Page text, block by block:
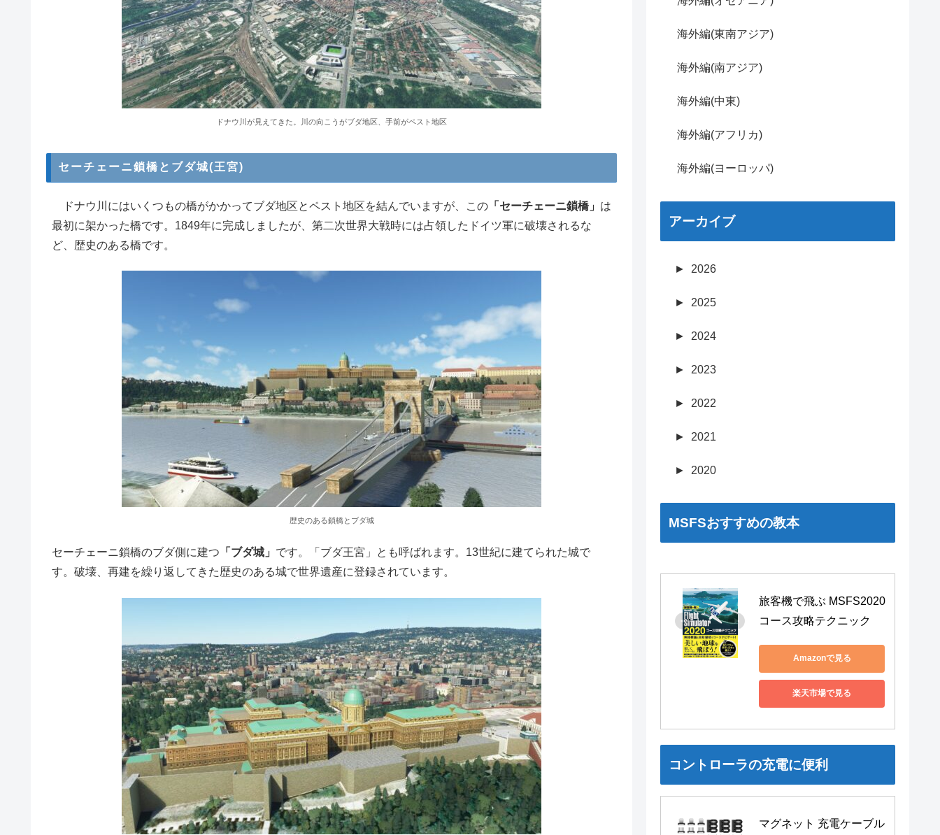
ドナウ川が見えてきた。川の向こうがブダ地区、手前がペスト地区
セーチェーニ鎖橋とブダ城(王宮)
ドナウ川にはいくつもの橋がかかってブダ地区とペスト地区を結んでいますが、この 「セーチェーニ鎖橋」 は
最初に架かった橋です。1849年に完成しましたが、第二次世界大戦時には占領したドイツ軍に破壊されるな
ど、歴史のある橋です。
歴史のある鎖橋とブダ城
セーチェーニ鎖橋のブダ側に建つ 「ブダ城」 です。「ブダ王宮」とも呼ばれます。13世紀に建てられた城で
す。破壊、再建を繰り返してきた歴史のある城で世界遺産に登録されています。
海外編(東南アジア)
海外編(南アジア)
海外編(中東)
海外編(アフリカ)
海外編(ヨーロッパ)
アーカイブ
► 2026
► 2025
► 2024
► 2023
► 2022
► 2021
► 2020
MSFSおすすめの教本
旅客機で飛ぶ MSFS2020
コース攻略テクニック
Amazonで見る
楽天市場で見る
コントローラの充電に便利
マグネット 充電ケーブル